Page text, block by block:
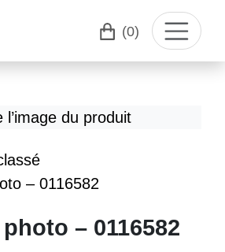
(0)
– 0116582
– 0116582